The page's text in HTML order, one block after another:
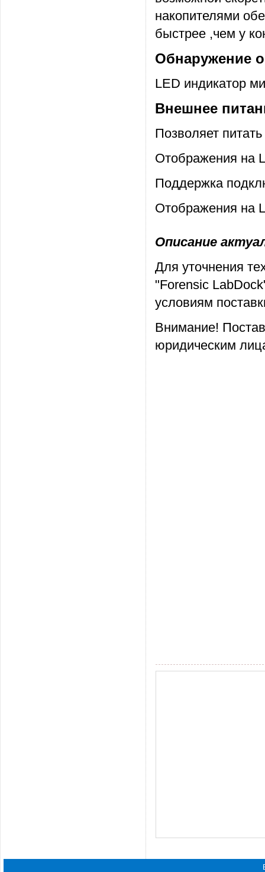
накопителями
быстрее ,чем у
Обнаружение
LED индикатор
Внешнее
Позволяет
Отображения на
Поддержка
Отображения на
Описание
Для уточнения
"Forensic
условиям
Внимание!
юридическим